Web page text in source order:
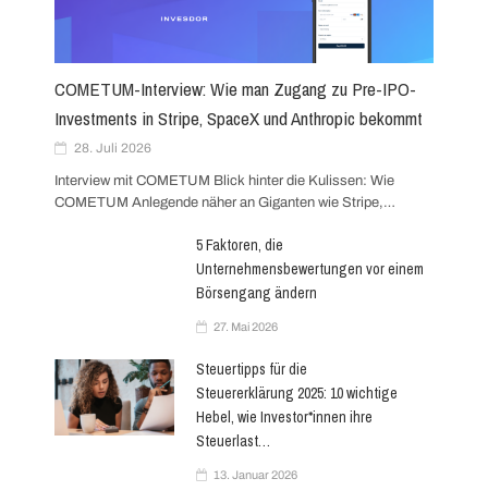
v
i
g
a
t
n
COMETUM-Interview: Wie man Zugang zu Pre-IPO-
Investments in Stripe, SpaceX und Anthropic bekommt
28. Juli 2026
Interview mit COMETUM Blick hinter die Kulissen: Wie
COMETUM Anlegende näher an Giganten wie Stripe,…
5 Faktoren, die
Unternehmensbewertungen vor einem
Börsengang ändern
27. Mai 2026
Steuertipps für die
Steuererklärung 2025: 10 wichtige
Hebel, wie Investor*innen ihre
Steuerlast…
13. Januar 2026